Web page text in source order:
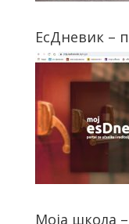
ЕсДневик –
Моја школа